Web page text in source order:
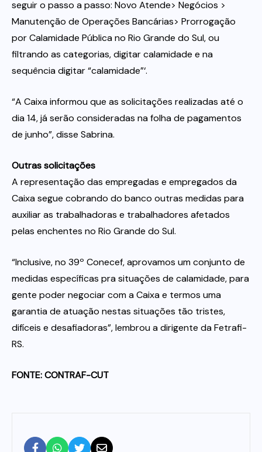
seguir o passo a passo: Novo Atende> Negócios >
Manutenção de Operações Bancárias> Prorrogação
por Calamidade Pública no Rio Grande do Sul, ou
filtrando as categorias, digitar calamidade e na
sequência digitar “calamidade”‘.
“A Caixa informou que as solicitações realizadas até o
dia 14, já serão consideradas na folha de pagamentos
de junho”, disse Sabrina.
Outras solicitações
A representação das empregadas e empregados da
Caixa segue cobrando do banco outras medidas para
auxiliar as trabalhadoras e trabalhadores afetados
pelas enchentes no Rio Grande do Sul.
“Inclusive, no 39º Conecef, aprovamos um conjunto de
medidas específicas pra situações de calamidade, para
gente poder negociar com a Caixa e termos uma
garantia de atuação nestas situações tão tristes,
difíceis e desafiadoras”, lembrou a dirigente da Fetrafi-
RS.
FONTE: CONTRAF-CUT